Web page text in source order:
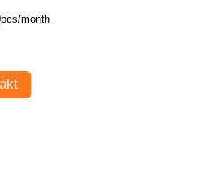
month